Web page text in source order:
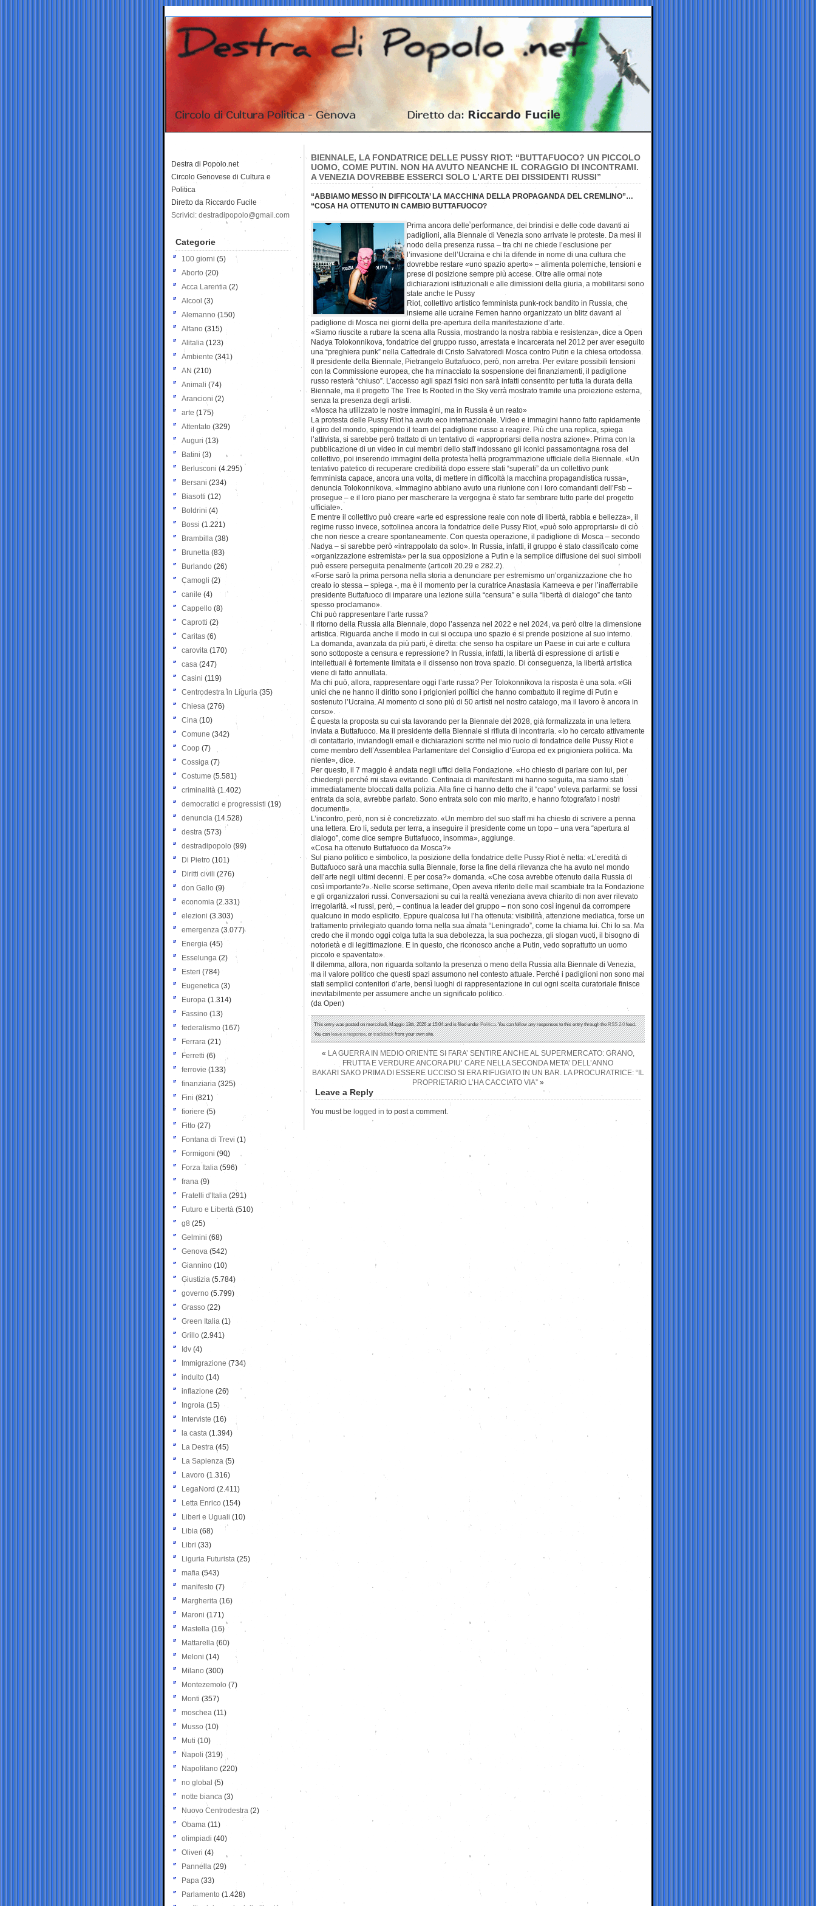
BIENNALE, LA FONDATRICE DELLE PUSSY RIOT: “BUTTAFUOCO? UN PICCOLO
UOMO, COME PUTIN. NON HA AVUTO NEANCHE IL CORAGGIO DI INCONTRAMI.
A VENEZIA DOVREBBE ESSERCI SOLO L’ARTE DEI DISSIDENTI RUSSI”
“ABBIAMO MESSO IN DIFFICOLTA’ LA MACCHINA DELLA PROPAGANDA DEL CREMLINO”…
“COSA HA OTTENUTO IN CAMBIO BUTTAFUOCO?
Prima ancora delle performance, dei brindisi e delle code davanti ai
padiglioni, alla Biennale di Venezia sono arrivate le proteste. Da mesi il
nodo della presenza russa – tra chi ne chiede l’esclusione per
l’invasione dell’Ucraina e chi la difende in nome di una cultura che
dovrebbe restare «uno spazio aperto» – alimenta polemiche, tensioni e
prese di posizione sempre più accese. Oltre alle ormai note
dichiarazioni istituzionali e alle dimissioni della giuria, a mobilitarsi sono
state anche le Pussy
Riot, collettivo artistico femminista punk-rock bandito in Russia, che
insieme alle ucraine Femen hanno organizzato un blitz davanti al
padiglione di Mosca nei giorni della pre-apertura della manifestazione d’arte.
«Siamo riuscite a rubare la scena alla Russia, mostrando la nostra rabbia e resistenza», dice a Open
Nadya Tolokonnikova, fondatrice del gruppo russo, arrestata e incarcerata nel 2012 per aver eseguito
una “preghiera punk” nella Cattedrale di Cristo Salvatoredi Mosca contro Putin e la chiesa ortodossa.
Il presidente della Biennale, Pietrangelo Buttafuoco, però, non arretra. Per evitare possibili tensioni
con la Commissione europea, che ha minacciato la sospensione dei finanziamenti, il padiglione
russo resterà “chiuso”. L’accesso agli spazi fisici non sarà infatti consentito per tutta la durata della
Biennale, ma il progetto The Tree Is Rooted in the Sky verrà mostrato tramite una proiezione esterna,
senza la presenza degli artisti.
«Mosca ha utilizzato le nostre immagini, ma in Russia è un reato»
La protesta delle Pussy Riot ha avuto eco internazionale. Video e immagini hanno fatto rapidamente
il giro del mondo, spingendo il team del padiglione russo a reagire. Più che una replica, spiega
l’attivista, si sarebbe però trattato di un tentativo di «appropriarsi della nostra azione». Prima con la
pubblicazione di un video in cui membri dello staff indossano gli iconici passamontagna rosa del
collettivo, poi inserendo immagini della protesta nella programmazione ufficiale della Biennale. «Un
tentativo patetico di recuperare credibilità dopo essere stati “superati” da un collettivo punk
femminista capace, ancora una volta, di mettere in difficoltà la macchina propagandistica russa»,
denuncia Tolokonnikova. «Immagino abbiano avuto una riunione con i loro comandanti dell’Fsb –
prosegue – e il loro piano per mascherare la vergogna è stato far sembrare tutto parte del progetto
ufficiale».
E mentre il collettivo può creare «arte ed espressione reale con note di libertà, rabbia e bellezza», il
regime russo invece, sottolinea ancora la fondatrice delle Pussy Riot, «può solo appropriarsi» di ciò
che non riesce a creare spontaneamente. Con questa operazione, il padiglione di Mosca – secondo
Nadya – si sarebbe però «intrappolato da solo». In Russia, infatti, il gruppo è stato classificato come
«organizzazione estremista» per la sua opposizione a Putin e la semplice diffusione dei suoi simboli
può essere perseguita penalmente (articoli 20.29 e 282.2).
«Forse sarò la prima persona nella storia a denunciare per estremismo un’organizzazione che ho
creato io stessa – spiega -, ma è il momento per la curatrice Anastasia Karneeva e per l’inafferrabile
presidente Buttafuoco di imparare una lezione sulla “censura” e sulla “libertà di dialogo” che tanto
spesso proclamano».
Chi può rappresentare l’arte russa?
Il ritorno della Russia alla Biennale, dopo l’assenza nel 2022 e nel 2024, va però oltre la dimensione
artistica. Riguarda anche il modo in cui si occupa uno spazio e si prende posizione al suo interno.
La domanda, avanzata da più parti, è diretta: che senso ha ospitare un Paese in cui arte e cultura
sono sottoposte a censura e repressione? In Russia, infatti, la libertà di espressione di artisti e
intellettuali è fortemente limitata e il dissenso non trova spazio. Di conseguenza, la libertà artistica
viene di fatto annullata.
Ma chi può, allora, rappresentare oggi l’arte russa? Per Tolokonnikova la risposta è una sola. «Gli
unici che ne hanno il diritto sono i prigionieri politici che hanno combattuto il regime di Putin e
sostenuto l’Ucraina. Al momento ci sono più di 50 artisti nel nostro catalogo, ma il lavoro è ancora in
corso».
È questa la proposta su cui sta lavorando per la Biennale del 2028, già formalizzata in una lettera
inviata a Buttafuoco. Ma il presidente della Biennale si rifiuta di incontrarla. «Io ho cercato attivamente
di contattarlo, inviandogli email e dichiarazioni scritte nel mio ruolo di fondatrice delle Pussy Riot e
come membro dell’Assemblea Parlamentare del Consiglio d’Europa ed ex prigioniera politica. Ma
niente», dice.
Per questo, il 7 maggio è andata negli uffici della Fondazione. «Ho chiesto di parlare con lui, per
chiedergli perché mi stava evitando. Centinaia di manifestanti mi hanno seguita, ma siamo stati
immediatamente bloccati dalla polizia. Alla fine ci hanno detto che il “capo” voleva parlarmi: se fossi
entrata da sola, avrebbe parlato. Sono entrata solo con mio marito, e hanno fotografato i nostri
documenti».
L’incontro, però, non si è concretizzato. «Un membro del suo staff mi ha chiesto di scrivere a penna
una lettera. Ero lì, seduta per terra, a inseguire il presidente come un topo – una vera “apertura al
dialogo”, come dice sempre Buttafuoco, insomma», aggiunge.
«Cosa ha ottenuto Buttafuoco da Mosca?»
Sul piano politico e simbolico, la posizione della fondatrice delle Pussy Riot è netta: «L’eredità di
Buttafuoco sarà una macchia sulla Biennale, forse la fine della rilevanza che ha avuto nel mondo
dell’arte negli ultimi decenni. E per cosa?» domanda. «Che cosa avrebbe ottenuto dalla Russia di
così importante?». Nelle scorse settimane, Open aveva riferito delle mail scambiate tra la Fondazione
e gli organizzatori russi. Conversazioni su cui la realtà veneziana aveva chiarito di non aver rilevato
irregolarità. «I russi, però, – continua la leader del gruppo – non sono così ingenui da corrompere
qualcuno in modo esplicito. Eppure qualcosa lui l’ha ottenuta: visibilità, attenzione mediatica, forse un
trattamento privilegiato quando torna nella sua amata “Leningrado”, come la chiama lui. Chi lo sa. Ma
credo che il mondo oggi colga tutta la sua debolezza, la sua pochezza, gli slogan vuoti, il bisogno di
notorietà e di legittimazione. E in questo, che riconosco anche a Putin, vedo soprattutto un uomo
piccolo e spaventato».
Il dilemma, allora, non riguarda soltanto la presenza o meno della Russia alla Biennale di Venezia,
ma il valore politico che questi spazi assumono nel contesto attuale. Perché i padiglioni non sono mai
stati semplici contenitori d’arte, bensì luoghi di rappresentazione in cui ogni scelta curatoriale finisce
inevitabilmente per assumere anche un significato politico.
(da Open)
This entry was posted on mercoledì, Maggio 13th, 2026 at 15:04 and is filed underPolitica. You can follow any responses to this entry through theRSS 2.0feed.
You canleave a response, ortrackbackfrom your own site.
« LA GUERRA IN MEDIO ORIENTE SI FARA’ SENTIRE ANCHE AL SUPERMERCATO: GRANO,
FRUTTA E VERDURE ANCORA PIU’ CARE NELLA SECONDA META’ DELL’ANNO
BAKARI SAKO PRIMA DI ESSERE UCCISO SI ERA RIFUGIATO IN UN BAR. LA PROCURATRICE: “IL
PROPRIETARIO L’HA CACCIATO VIA”»
Leave a Reply
You must be logged in to post a comment.
Destra di Popolo.net
Circolo Genovese di Cultura e
Politica
Diretto da Riccardo Fucile
Scrivici: destradipopolo@gmail.com
Categorie
100 giorni (5)
Aborto (20)
Acca Larentia (2)
Alcool (3)
Alemanno (150)
Alfano (315)
Alitalia (123)
Ambiente (341)
AN (210)
Animali (74)
Arancioni (2)
arte (175)
Attentato (329)
Auguri (13)
Batini (3)
Berlusconi (4.295)
Bersani (234)
Biasotti (12)
Boldrini (4)
Bossi (1.221)
Brambilla (38)
Brunetta (83)
Burlando (26)
Camogli (2)
canile (4)
Cappello (8)
Caprotti (2)
Caritas (6)
carovita (170)
casa (247)
Casini (119)
Centrodestra in Liguria (35)
Chiesa (276)
Cina (10)
Comune (342)
Coop (7)
Cossiga (7)
Costume (5.581)
criminalità (1.402)
democratici e progressisti (19)
denuncia (14.528)
destra (573)
destradipopolo (99)
Di Pietro (101)
Diritti civili (276)
don Gallo (9)
economia (2.331)
elezioni (3.303)
emergenza (3.077)
Energia (45)
Esselunga (2)
Esteri (784)
Eugenetica (3)
Europa (1.314)
Fassino (13)
federalismo (167)
Ferrara (21)
Ferretti (6)
ferrovie (133)
finanziaria (325)
Fini (821)
fioriere (5)
Fitto (27)
Fontana di Trevi (1)
Formigoni (90)
Forza Italia (596)
frana (9)
Fratelli d'Italia (291)
Futuro e Libertà (510)
g8 (25)
Gelmini (68)
Genova (542)
Giannino (10)
Giustizia (5.784)
governo (5.799)
Grasso (22)
Green Italia (1)
Grillo (2.941)
Idv (4)
Immigrazione (734)
indulto (14)
inflazione (26)
Ingroia (15)
Interviste (16)
la casta (1.394)
La Destra (45)
La Sapienza (5)
Lavoro (1.316)
LegaNord (2.411)
Letta Enrico (154)
Liberi e Uguali (10)
Libia (68)
Libri (33)
Liguria Futurista (25)
mafia (543)
manifesto (7)
Margherita (16)
Maroni (171)
Mastella (16)
Mattarella (60)
Meloni (14)
Milano (300)
Montezemolo (7)
Monti (357)
moschea (11)
Musso (10)
Muti (10)
Napoli (319)
Napolitano (220)
no global (5)
notte bianca (3)
Nuovo Centrodestra (2)
Obama (11)
olimpiadi (40)
Oliveri (4)
Pannella (29)
Papa (33)
Parlamento (1.428)